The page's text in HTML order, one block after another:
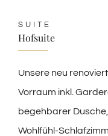
SUITE
Hofsuite
Unsere neu
Vorraum inkl.
begehbarer
Wohlfühl-